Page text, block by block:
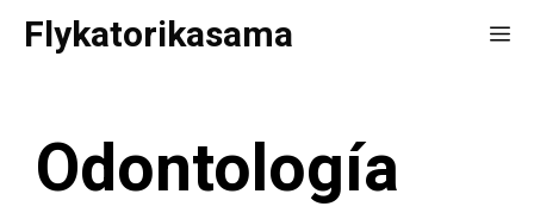
SaltarFlykatorikasama
Odontología